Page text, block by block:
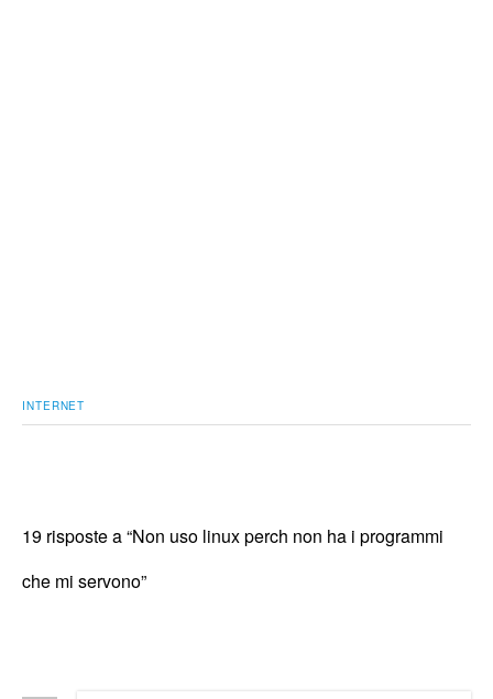
INTERNET
19 risposte a “Non uso linux perch non ha i programmi
che mi servono”